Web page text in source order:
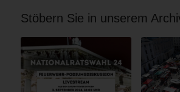
Stöbern Sie in unserem